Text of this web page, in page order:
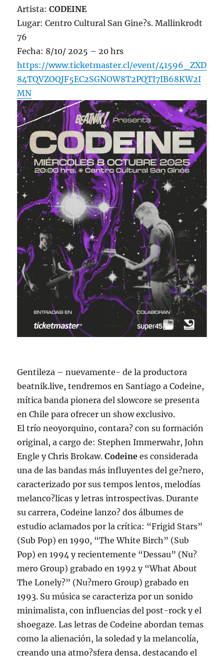
Artista:CODEINE
Lugar: Centro Cultural San Gine?s. Mallinkrodt
76
Fecha: 8/10/ 2025 – 20 hrs
https://www.ticketmaster.cl/event/41596_ZXD
84TQVZOQJF5EC2SGNOW8T2PQTI7IB68KW2I
MN
Gentileza – nuevamente- de la productora
beatnik.live, tendremos en Santiago a Codeine,
mítica banda pionera del slowcore se presenta
en Chile para ofrecer un show exclusivo.
El trío neoyorquino, contara? con su formación
original, a cargo de: Stephen Immerwahr, John
Engle y Chris Brokaw.Codeinees considerada
una de las bandas más influyentes del ge?nero,
caracterizado por sus tempos lentos, melodías
melanco?licas y letras introspectivas. Durante
su carrera, Codeine lanzo? dos álbumes de
estudio aclamados por la crítica: “Frigid Stars”
(Sub Pop) en 1990, “The White Birch” (Sub
Pop) en 1994 y recientemente “Dessau” (Nu?
mero Group) grabado en 1992 y “What About
The Lonely?” (Nu?mero Group) grabado en
1993. Su música se caracteriza por un sonido
minimalista, con influencias del post-rock y el
shoegaze. Las letras de Codeine abordan temas
como la alienación, la soledad y la melancolía,
creando una atmo?sfera densa, destacando el